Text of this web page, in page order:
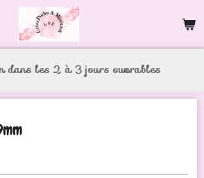
dans les 2 à 3 jours ouvrables